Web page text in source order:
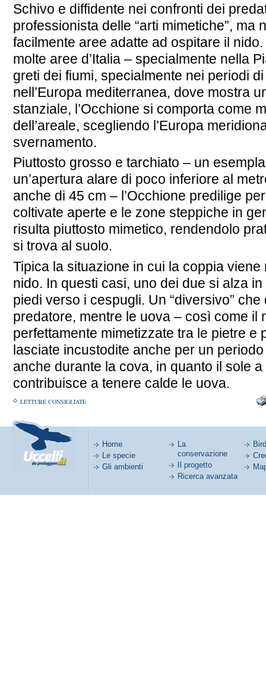
Schivo e diffidente nei confronti dei
professionista delle “arti mimetiche”, ma
facilmente aree adatte ad ospitare il
molte aree d’Italia – specialmente nella
greti dei fiumi, specialmente nei periodi
nell’Europa mediterranea, dove mostra
stanziale, l’Occhione si comporta come
dell’areale, scegliendo l’Europa
svernamento.
Piuttosto grosso e tarchiato – un
un’apertura alare di poco inferiore al
anche di 45 cm – l’Occhione predilige
coltivate aperte e le zone steppiche in
risulta piuttosto mimetico, rendendolo
si trova al suolo.
Tipica la situazione in cui la coppia
nido. In questi casi, uno dei due si alza
piedi verso i cespugli. Un “diversivo” che
predatore, mentre le uova – così come il
perfettamente mimetizzate tra le pietre e
lasciate incustodite anche per un
anche durante la cova, in quanto il sole
contribuisce a tenere calde le uova.
LETTURE CONSIGLIATE
Home
Le specie
Gli ambienti
La
conservazione
Il progetto
Ricerca avanzata